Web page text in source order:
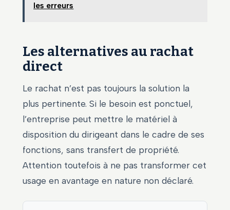
les erreurs
Les alternatives au rachat
direct
Le rachat n’est pas toujours la solution la
plus pertinente. Si le besoin est ponctuel,
l’entreprise peut mettre le matériel à
disposition du dirigeant dans le cadre de ses
fonctions, sans transfert de propriété.
Attention toutefois à ne pas transformer cet
usage en avantage en nature non déclaré.